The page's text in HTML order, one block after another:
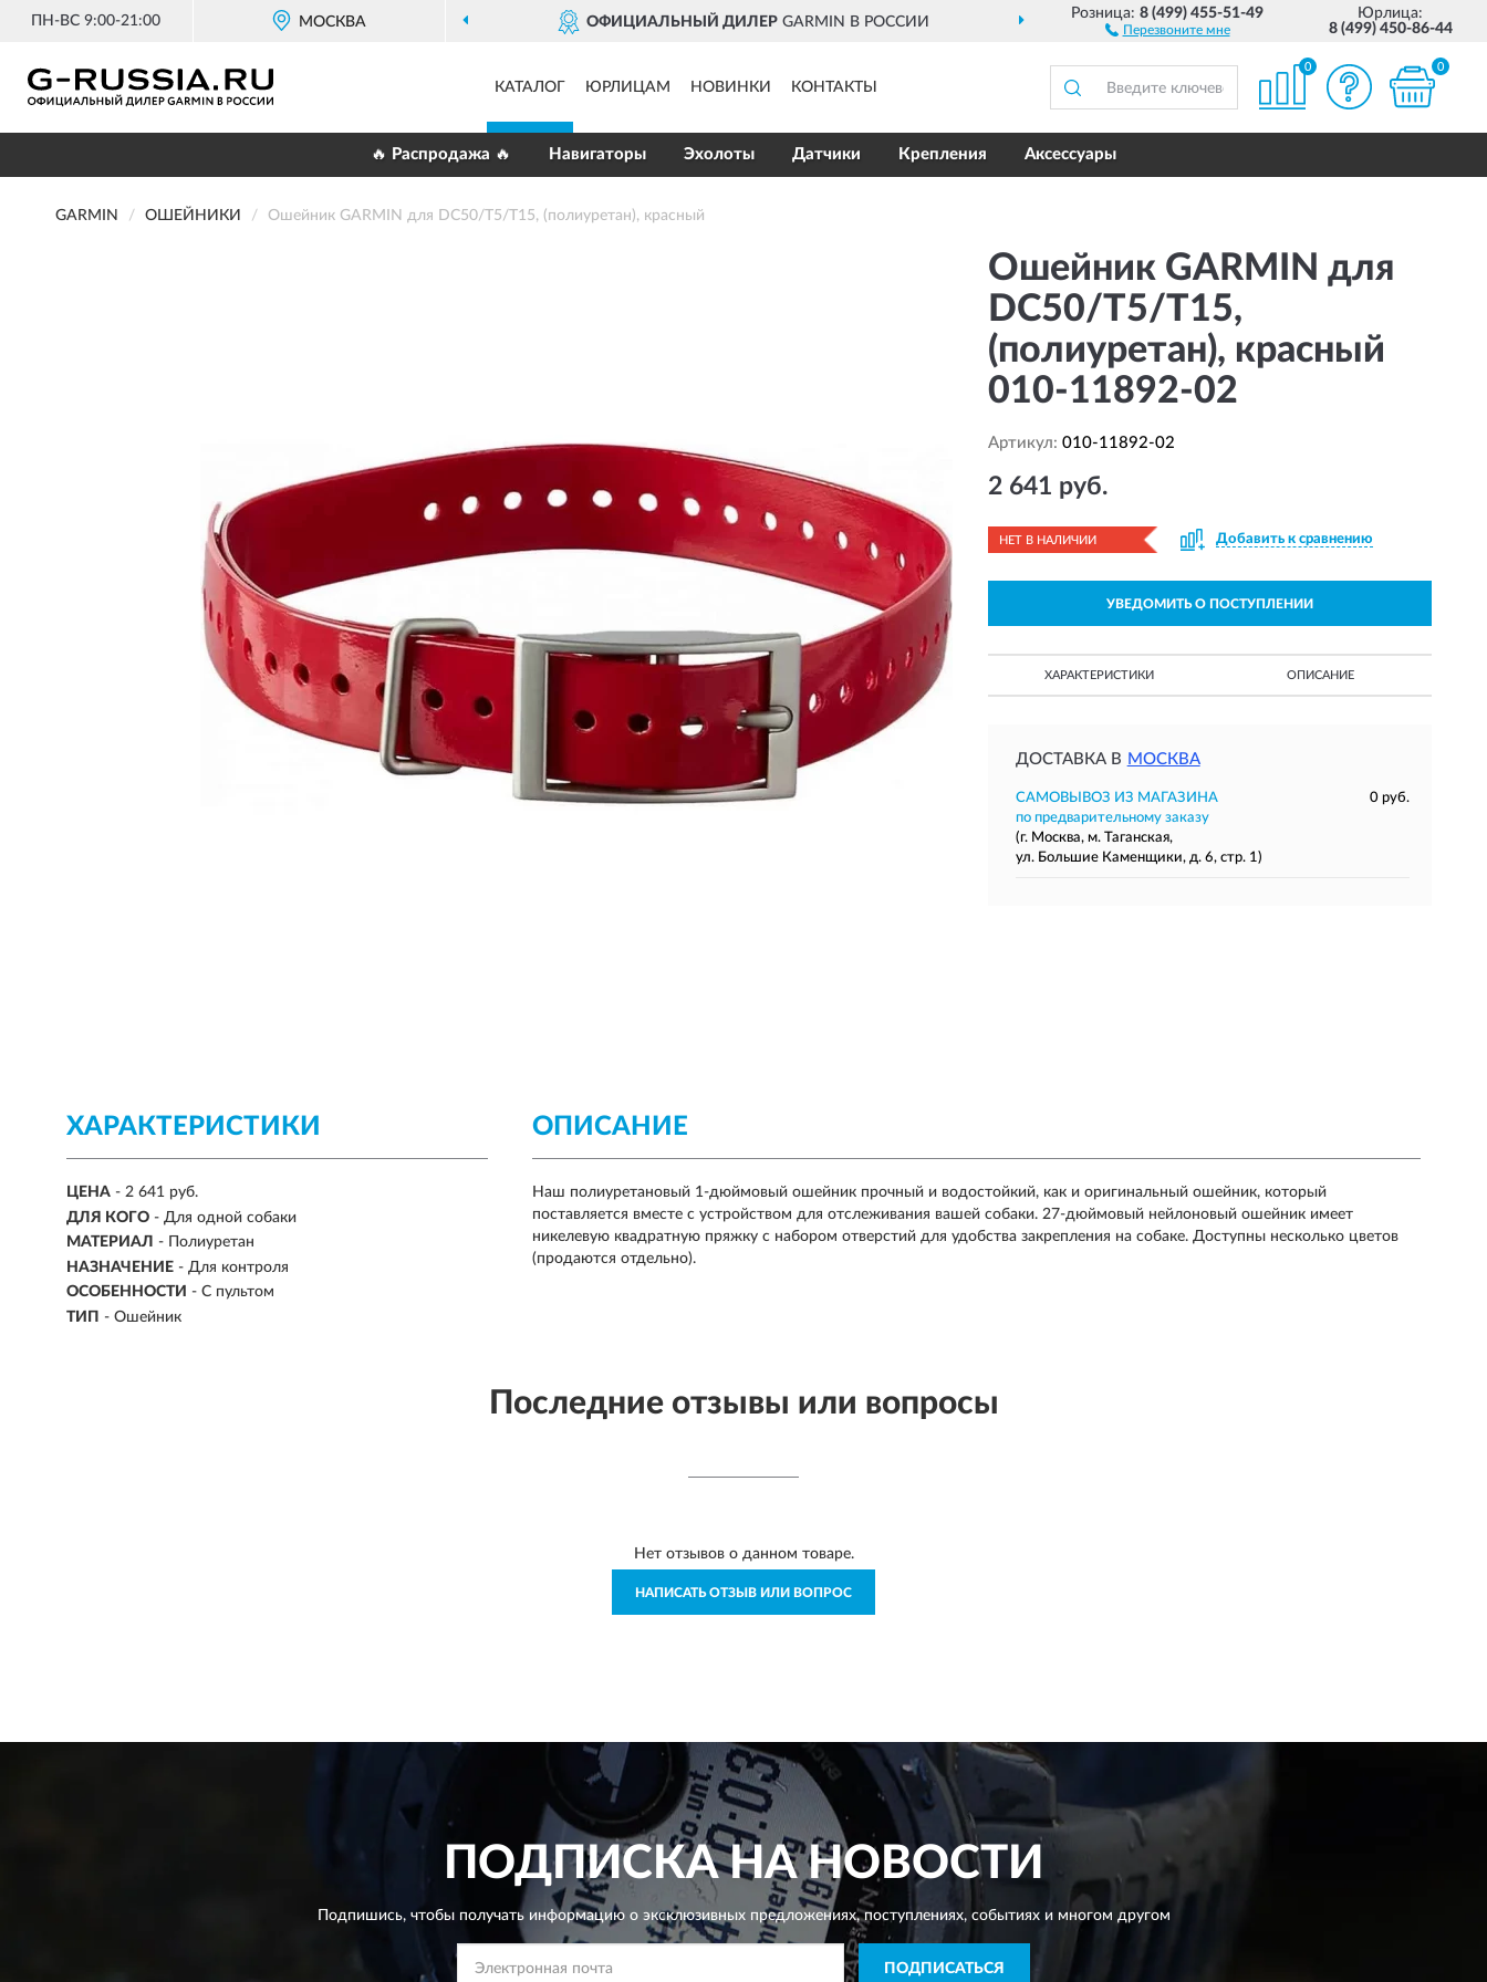
ПН-ВС 9:00-21:00 МОСКВА ОФИЦИАЛЬНЫЙ ДИЛЕРGARMIN В РОССИИ ДОСТАВИМ ПО ВСЕЙ РОССИИ
Розница:8 (499) 455-51-49
Перезвоните мне
Юрлица:
8 (499) 450-86-44
КАТАЛОГ ЮРЛИЦАМ НОВИНКИ КОНТАКТЫ
0 0
🔥 Распродажа 🔥 Навигаторы Эхолоты Датчики Крепления Аксессуары
GARMIN ОШЕЙНИКИ Ошейник GARMIN для DC50/T5/T15, (полиуретан), красный
Ошейник GARMIN для
DC50/T5/T15,
(полиуретан), красный
010-11892-02
Артикул: 010-11892-02
2 641 руб.
НЕТ В НАЛИЧИИ Добавить к сравнению
УВЕДОМИТЬ О ПОСТУПЛЕНИИ
ХАРАКТЕРИСТИКИ ОПИСАНИЕ
ДОСТАВКА В МОСКВА
САМОВЫВОЗ ИЗ МАГАЗИНА
0 руб.
по предварительному заказу
(г. Москва, м. Таганская,
ул. Большие Каменщики, д. 6, стр. 1)
ХАРАКТЕРИСТИКИ
ЦЕНА - 2 641 руб.
ДЛЯ КОГО - Для одной собаки
МАТЕРИАЛ - Полиуретан
НАЗНАЧЕНИЕ - Для контроля
ОСОБЕННОСТИ - С пультом
ТИП - Ошейник
ОПИСАНИЕ
Наш полиуретановый 1-дюймовый ошейник прочный и водостойкий, как и оригинальный ошейник, который
поставляется вместе с устройством для отслеживания вашей собаки. 27-дюймовый нейлоновый ошейник имеет
никелевую квадратную пряжку с набором отверстий для удобства закрепления на собаке. Доступны несколько цветов
(продаются отдельно).
Последние отзывы или вопросы
Нет отзывов о данном товаре.
НАПИСАТЬ ОТЗЫВ ИЛИ ВОПРОС
ПОДПИСКА НА НОВОСТИ
Подпишись, чтобы получать информацию о эксклюзивных предложениях,поступлениях, событиях и многом другом
ПОДПИСАТЬСЯ